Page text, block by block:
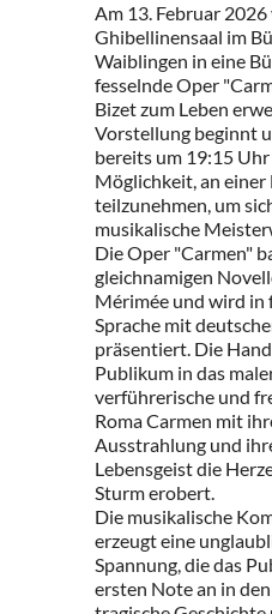
Am 13. Februar
Ghibellinensaal im
Waiblingen in eine
fesselnde Oper
Bizet zum Leben
Vorstellung beginnt
bereits um 19:15
Möglichkeit, an
teilzunehmen, um
musikalische
Die Oper "Carmen"
gleichnamigen
Mérimée und wird in
Sprache mit
präsentiert. Die
Publikum in das
verführerische und
Roma Carmen mit
Ausstrahlung und
Lebensgeist die
Sturm erobert.
Die musikalische
erzeugt eine
Spannung, die das
ersten Note an in